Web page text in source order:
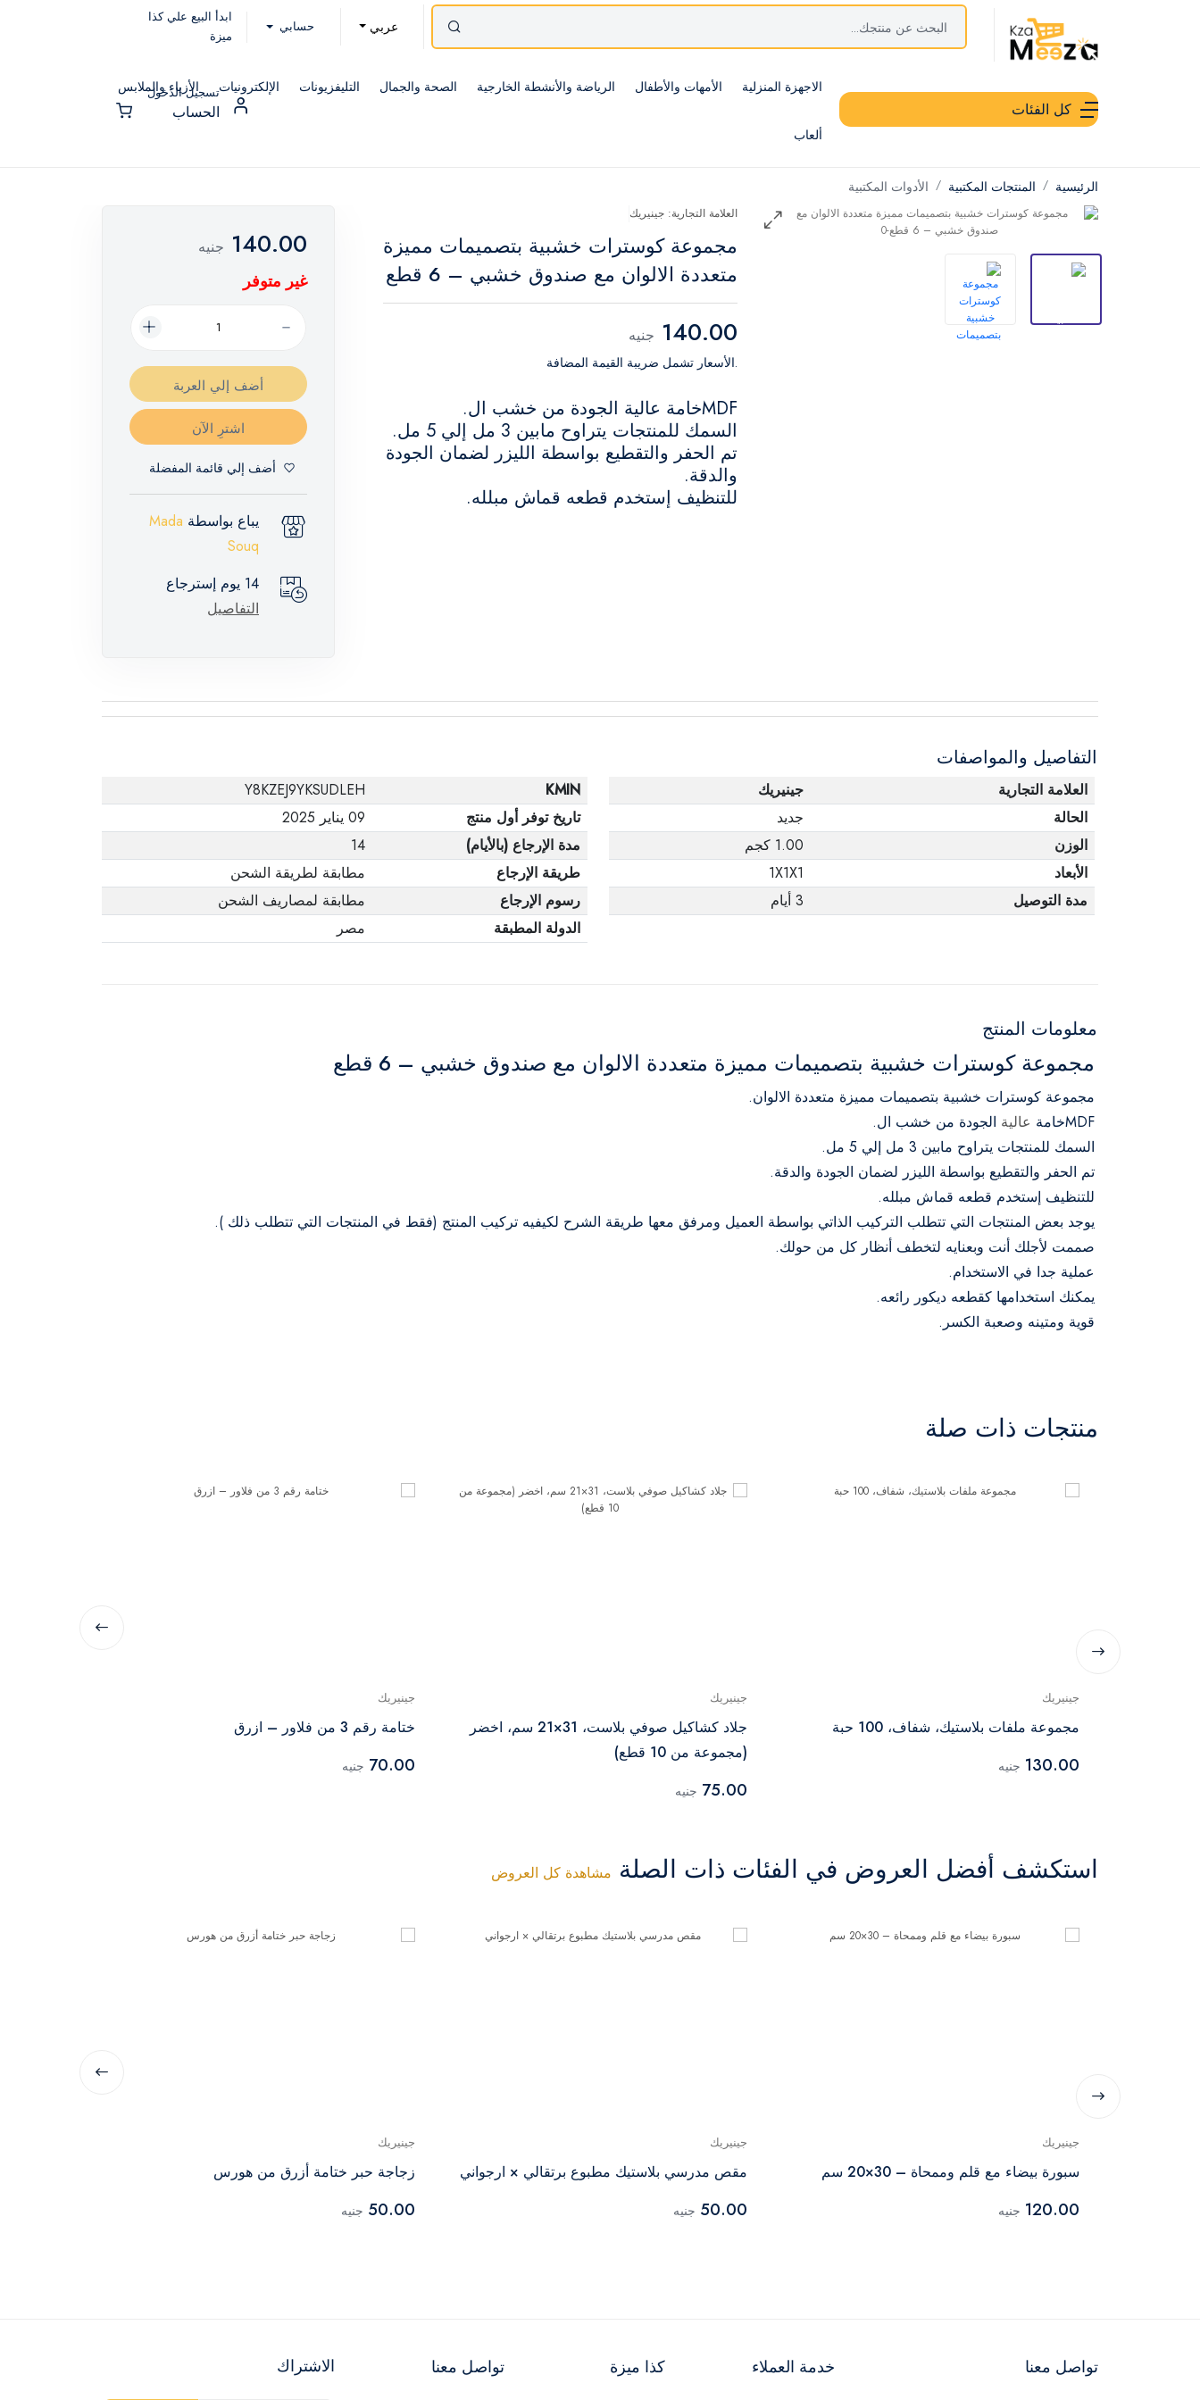
عربي حسابي
ابدأ البيع علي كذا
ميزة
كل الفئات
الاجهزة المنزلية الأمهات والأطفال الرياضة والأنشطة الخارجية الصحة والجمال التليفزيونات الإلكترونيات الأزياء والملابس
ألعاب
تسجيل الدخول
الحساب
الرئيسية المنتجات المكتبية الأدوات المكتبية
العلامة التجارية: جينيريك
مجموعة كوسترات خشبية بتصميمات مميزة
متعددة الالوان مع صندوق خشبي – 6 قطع
140.00 جنيه
.الأسعار تشمل ضريبة القيمة المضافة
MDFخامة عالية الجودة من خشب ال.
السمك للمنتجات يتراوح مابين 3 مل إلي 5 مل.
تم الحفر والتقطيع بواسطة الليزر لضمان الجودة
والدقة.
للتنظيف إستخدم قطعه قماش مبلله.
140.00 جنيه
غير متوفر
أضف إلي العربة
اشترِ الآن
أضف إلي قائمة المفضلة
يباع بواسطة Mada
Souq
14 يوم إسترجاع
التفاصيل
التفاصيل والمواصفات
العلامة التجارية
جينيريك
الحالة
جديد
الوزن
1.00 كجم
الأبعاد
1X1X1
مدة التوصيل
3 أيام
KMIN
Y8KZEJ9YKSUDLEH
تاريخ توفر أول منتج
09 يناير 2025
مدة الإرجاع (بالأيام)
14
طريقة الإرجاع
مطابقة لطريقة الشحن
رسوم الإرجاع
مطابقة لمصاريف الشحن
الدولة المطبقة
مصر
معلومات المنتج
مجموعة كوسترات خشبية بتصميمات مميزة متعددة الالوان مع صندوق خشبي – 6 قطع
مجموعة كوسترات خشبية بتصميمات مميزة متعددة الالوان.
MDFخامة
عالية الجودة من خشب ال.
السمك للمنتجات يتراوح مابين 3 مل إلي 5 مل.
تم الحفر والتقطيع بواسطة الليزر لضمان الجودة والدقة.
للتنظيف إستخدم قطعه قماش مبلله.
يوجد بعض المنتجات التي تتطلب التركيب الذاتي بواسطة العميل ومرفق معها طريقة الشرح لكيفيه تركيب المنتج (فقط في المنتجات التي تتطلب ذلك ).
صممت لأجلك أنت وبعنايه لتخطف أنظار كل من حولك.
عملية جدا في الاستخدام.
يمكنك استخدامها كقطعه ديكور رائعه.
قوية ومتينه وصعبة الكسر.
منتجات ذات صلة
جينيريك
مجموعة ملفات بلاستيك، شفاف، 100 حبة
130.00 جنيه
جينيريك
جلاد كشاكيل صوفي بلاست، 31×21 سم، اخضر
(مجموعة من 10 قطع)
75.00 جنيه
جينيريك
ختامة رقم 3 من فلاور – ازرق
70.00 جنيه
استكشف أفضل العروض في الفئات ذات الصلة مشاهدة كل العروض
جينيريك
سبورة بيضاء مع قلم وممحاة – 30×20 سم
120.00 جنيه
جينيريك
مقص مدرسي بلاستيك مطبوع برتقالي × ارجواني
50.00 جنيه
جينيريك
زجاجة حبر ختامة أزرق من هورس
50.00 جنيه
تواصل معنا خدمة العملاء كذا ميزة تواصل معنا الاشتراك